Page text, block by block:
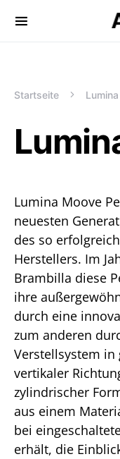
Startseite
Lumina Moove
neuesten
des so
Herstellers. Im
Brambilla diese
ihre
durch eine
zum anderen
Verstellsystem
vertikaler
zylindrischer
aus einem
bei
erhält, die